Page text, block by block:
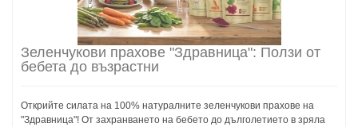
Зеленчукови прахове "Здравница": Ползи от
бебета до възрастни
Открийте силата на 100% натуралните зеленчукови прахове на
"Здравница"! От захранването на бебето до дълголетието в зряла